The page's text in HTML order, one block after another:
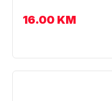
16.00 KM